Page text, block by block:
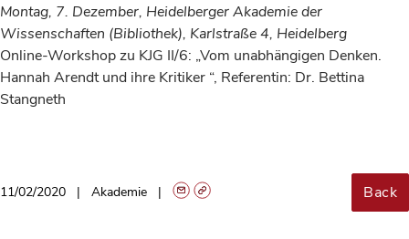
Montag, 7. Dezember, Heidelberger Akademieder
Wissenschaften (Bibliothek), Karlstraße 4, Heidelberg
Online-Workshop zu KJG II/6: „Vom unabhängigen Denken.
Hannah Arendt und ihre Kritiker “, Referentin: Dr. Bettina
Stangneth
11/02/2020 Akademie Back